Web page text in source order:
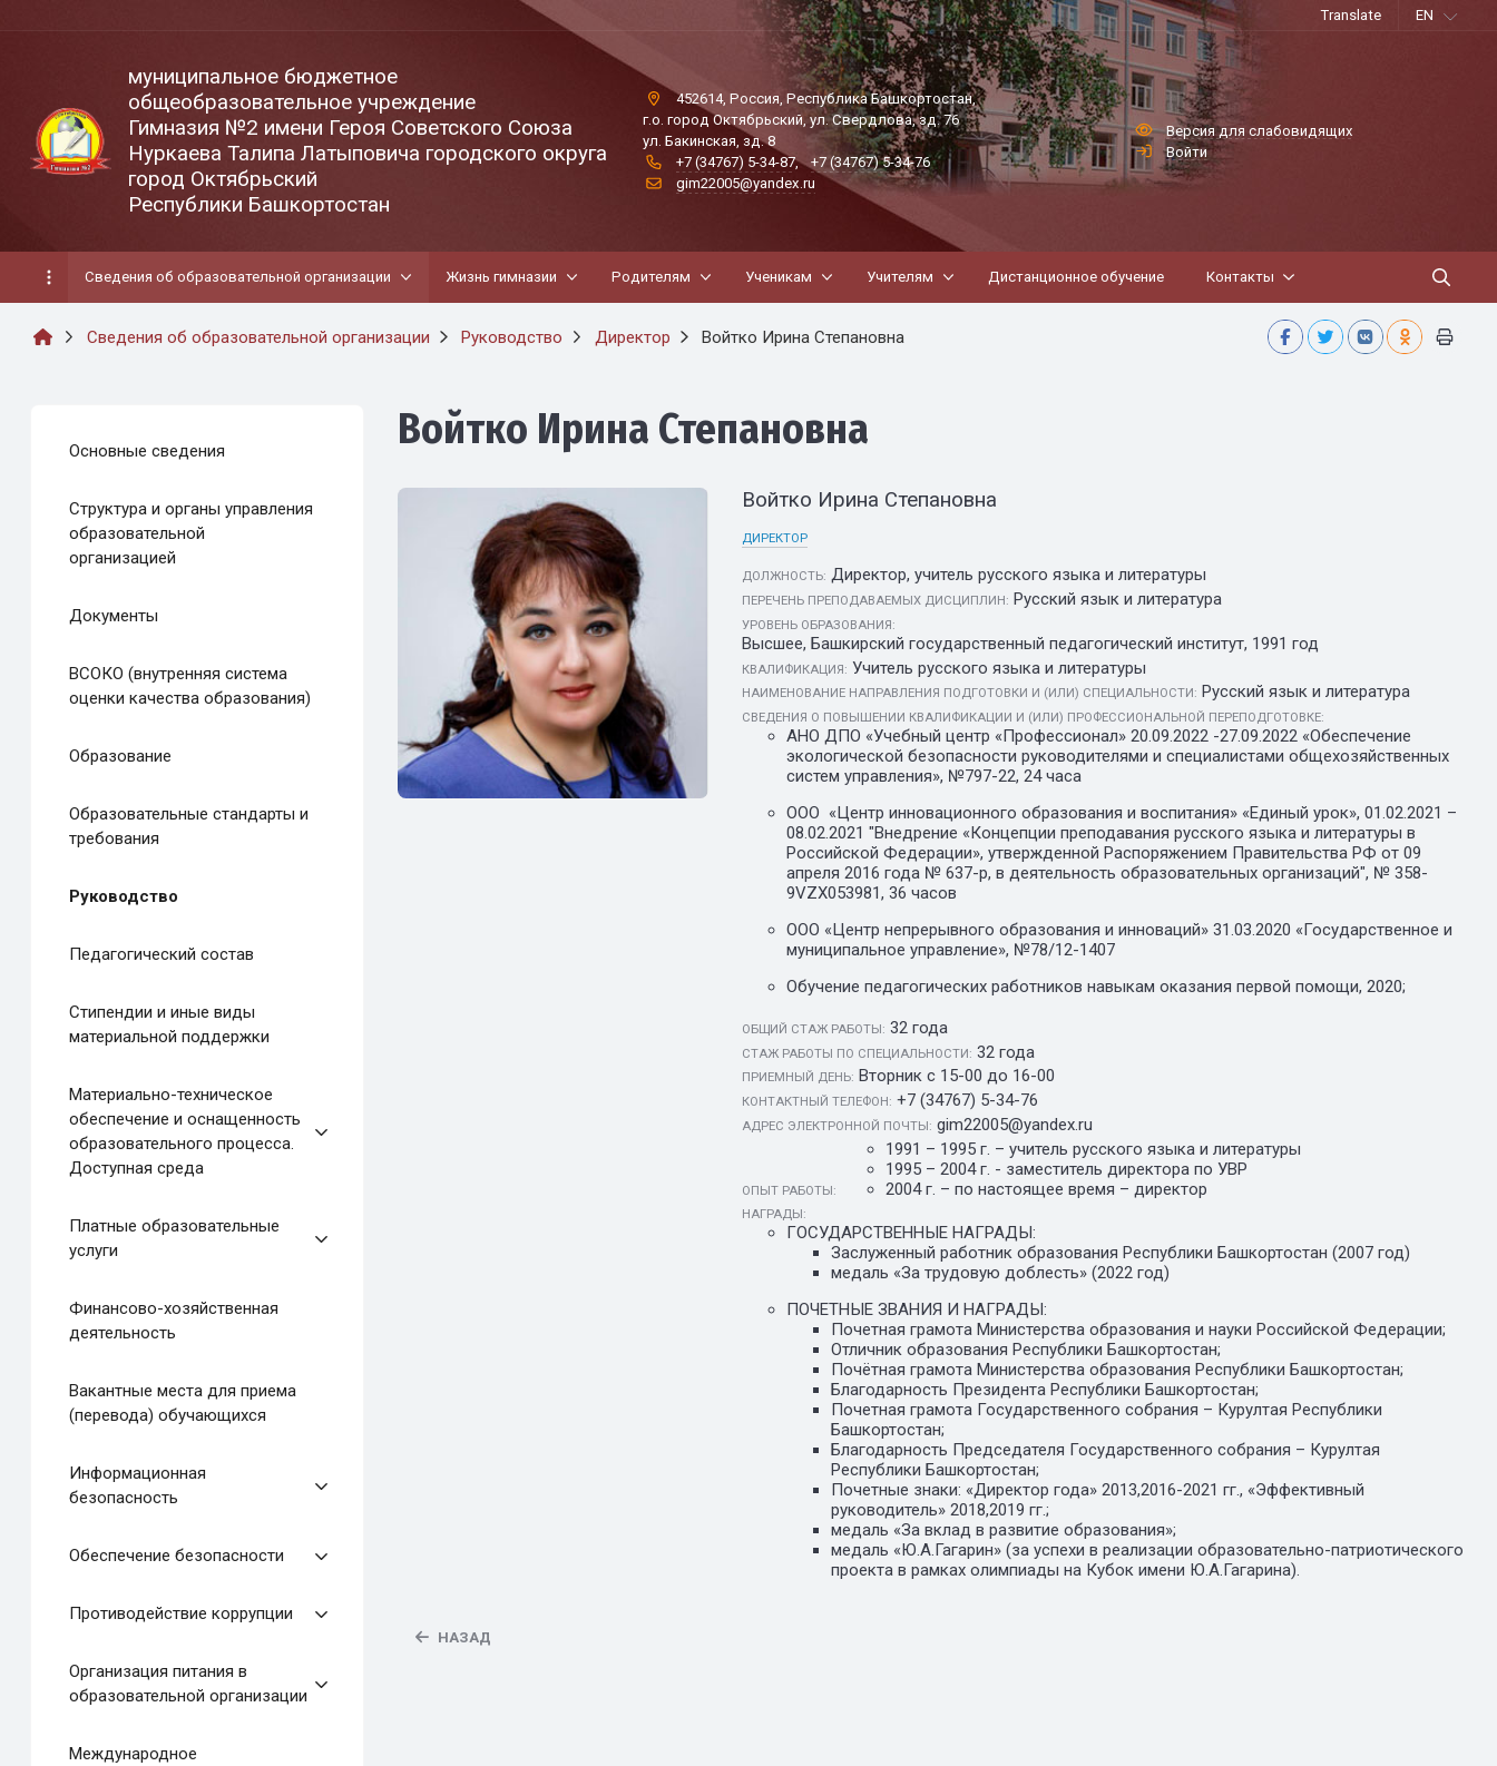
Translate EN
муниципальное бюджетное
общеобразовательное учреждение
Гимназия №2 имени Героя Советского Союза
Нуркаева Талипа Латыповича городского округа
город Октябрьский
Республики Башкортостан
452614, Россия, Республика Башкортостан,
г.о. город Октябрьский, ул. Свердлова, зд. 76
ул. Бакинская, зд. 8
+7 (34767) 5-34-87,
+7 (34767) 5-34-76
gim22005@yandex.ru
Версия для слабовидящих
Войти
Сведения об образовательной организации Жизнь гимназии Родителям Ученикам Учителям Дистанционное обучение Контакты
Сведения об образовательной организации Руководство Директор Войтко Ирина Степановна
Основные сведения
Структура и органы управления
образовательной
организацией
Документы
ВСОКО (внутренняя система
оценки качества образования)
Образование
Образовательные стандарты и
требования
Руководство
Педагогический состав
Стипендии и иные виды
материальной поддержки
Материально-техническое
обеспечение и оснащенность
образовательного процесса.
Доступная среда
Платные образовательные
услуги
Финансово-хозяйственная
деятельность
Вакантные места для приема
(перевода) обучающихся
Информационная
безопасность
Обеспечение безопасности
Противодействие коррупции
Организация питания в
образовательной организации
Международное
Войтко Ирина Степановна
Войтко Ирина Степановна
ДИРЕКТОР
ДОЛЖНОСТЬ: Директор, учитель русского языка и литературы
ПЕРЕЧЕНЬ ПРЕПОДАВАЕМЫХ ДИСЦИПЛИН: Русский язык и литература
УРОВЕНЬ ОБРАЗОВАНИЯ:
Высшее, Башкирский государственный педагогический институт, 1991 год
КВАЛИФИКАЦИЯ: Учитель русского языка и литературы
НАИМЕНОВАНИЕ НАПРАВЛЕНИЯ ПОДГОТОВКИ И (ИЛИ) СПЕЦИАЛЬНОСТИ: Русский язык и литература
СВЕДЕНИЯ О ПОВЫШЕНИИ КВАЛИФИКАЦИИ И (ИЛИ) ПРОФЕССИОНАЛЬНОЙ ПЕРЕПОДГОТОВКЕ:
АНО ДПО «Учебный центр «Профессионал» 20.09.2022 -27.09.2022 «Обеспечение
экологической безопасности руководителями и специалистами общехозяйственных
систем управления», №797-22, 24 часа
ООО «Центр инновационного образования и воспитания» «Единый урок», 01.02.2021 –
08.02.2021 "Внедрение «Концепции преподавания русского языка и литературы в
Российской Федерации», утвержденной Распоряжением Правительства РФ от 09
апреля 2016 года № 637-р, в деятельность образовательных организаций", № 358-
9VZX053981, 36 часов
ООО «Центр непрерывного образования и инноваций» 31.03.2020 «Государственное и
муниципальное управление», №78/12-1407
Обучение педагогических работников навыкам оказания первой помощи, 2020;
ОБЩИЙ СТАЖ РАБОТЫ: 32 года
CТАЖ РАБОТЫ ПО СПЕЦИАЛЬНОСТИ: 32 года
ПРИЕМНЫЙ ДЕНЬ: Вторник с 15-00 до 16-00
КОНТАКТНЫЙ ТЕЛЕФОН: +7 (34767) 5-34-76
АДРЕС ЭЛЕКТРОННОЙ ПОЧТЫ: gim22005@yandex.ru
ОПЫТ РАБОТЫ:
1991 – 1995 г. – учитель русского языка и литературы
1995 – 2004 г. - заместитель директора по УВР
2004 г. – по настоящее время – директор
НАГРАДЫ:
ГОСУДАРСТВЕННЫЕ НАГРАДЫ:
Заслуженный работник образования Республики Башкортостан (2007 год)
медаль «За трудовую доблесть» (2022 год)
ПОЧЕТНЫЕ ЗВАНИЯ И НАГРАДЫ:
Почетная грамота Министерства образования и науки Российской Федерации;
Отличник образования Республики Башкортостан;
Почётная грамота Министерства образования Республики Башкортостан;
Благодарность Президента Республики Башкортостан;
Почетная грамота Государственного собрания – Курултая Республики
Башкортостан;
Благодарность Председателя Государственного собрания – Курултая
Республики Башкортостан;
Почетные знаки: «Директор года» 2013,2016-2021 гг., «Эффективный
руководитель» 2018,2019 гг.;
медаль «За вклад в развитие образования»;
медаль «Ю.А.Гагарин» (за успехи в реализации образовательно-патриотического
проекта в рамках олимпиады на Кубок имени Ю.А.Гагарина).
НАЗАД